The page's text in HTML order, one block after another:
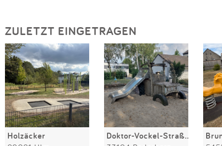
ZULETZT EINGETRAGEN
Holzäcker Doktor-Vockel-Straße 15